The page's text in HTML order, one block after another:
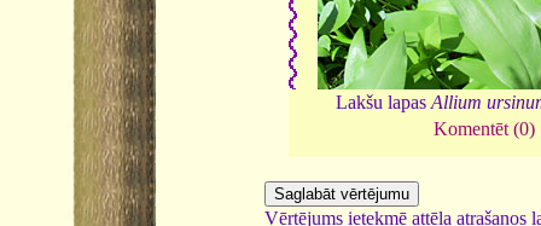
Lakšu lapasAllium
Komentēt (0)
Vērtējums ietekmē attēla atrašanos